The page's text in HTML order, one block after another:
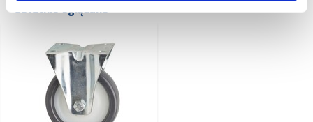
Ostatnio oglądane